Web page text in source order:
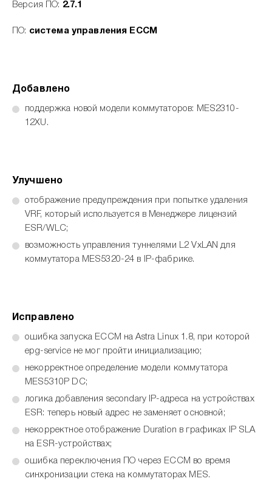
Версия ПО: 2.7.1
ПО: система управления ECCM
Добавлено
поддержка новой модели коммутаторов: MES2310-
12XU.
Улучшено
отображение предупреждения при попытке удаления
VRF, который используется в Менеджере лицензий
ESR/WLC;
возможность управления туннелями L2 VxLAN для
коммутатора MES5320-24 в IP-фабрике.
Исправлено
ошибка запуска ECCM на Astra Linux 1.8, при которой
epg-service не мог пройти инициализацию;
некорректное определение модели коммутатора
MES5310P DC;
логика добавления secondary IP-адреса на устройствах
ESR: теперь новый адрес не заменяет основной;
некорректное отображение Duration в графиках IP SLA
на ESR-устройствах;
ошибка переключения ПО через ECCM во время
синхронизации стека на коммутаторах MES.